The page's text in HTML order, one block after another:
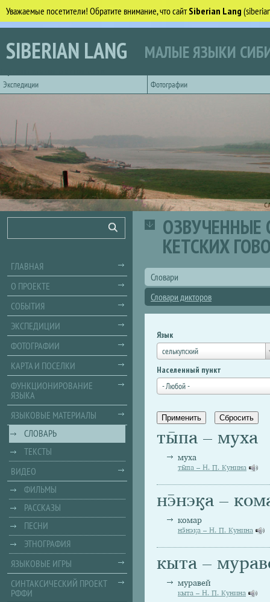
Уважаемые посетители! Обратите внимание, что сайтSiberian Lang
Перейти к основному содержанию
SIBERIAN LANG МАЛЫЕ ЯЗЫКИ
Экспедиции
Фотографии
ОЗВУЧЕННЫЕ
КЕТСКИХ
Словари
Словари дикторов
Язык
селькупский
Населенный пункт
- Любой -
ты̄па – муха
муха
ты̄па – Н. П. Кунина
нэ̄нэӄа –
комар
нэ̄нэӄа – Н. П. Кунина
кыта –
муравей
кыта – Н. П. Кунина
Поиск
ГЛАВНАЯ
О ПРОЕКТЕ
СОБЫТИЯ
ЭКСПЕДИЦИИ
ФОТОГРАФИИ
КАРТА И ПОСЕЛКИ
ФУНКЦИОНИРОВАНИЕ
ЯЗЫКА
ЯЗЫКОВЫЕ МАТЕРИАЛЫ
СЛОВАРЬ
ТЕКСТЫ
ВИДЕО
ФИЛЬМЫ
РАССКАЗЫ
ПЕСНИ
ЭТНОГРАФИЯ
ЯЗЫКОВЫЕ ИГРЫ
СИНТАКСИЧЕСКИЙ ПРОЕКТ
РФФИ